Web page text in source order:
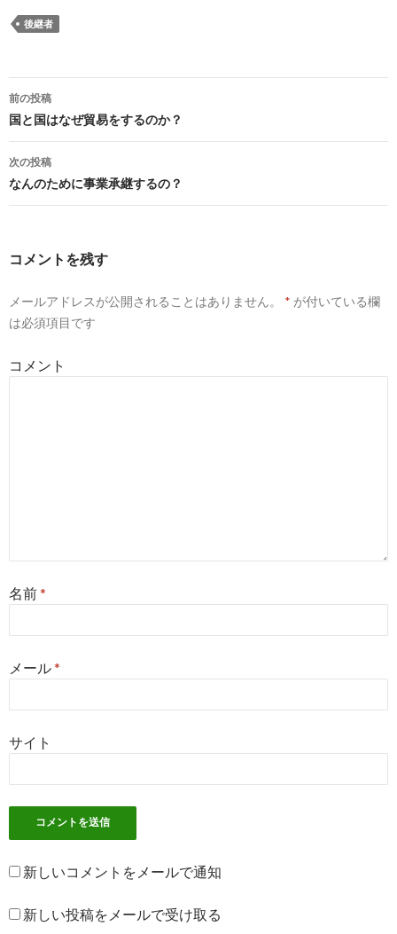
後継者
投
稿
ナ
ゲ
シ
ン
前の投稿
国と国はなぜ貿易をするのか？
次の投稿
なんのために事業承継するの？
コメントを残す
メールアドレスが公開されることはありません。 * が付いている欄
は必須項目です
コメント
名前*
メール*
サイト
新しいコメントをメールで通知
新しい投稿をメールで受け取る